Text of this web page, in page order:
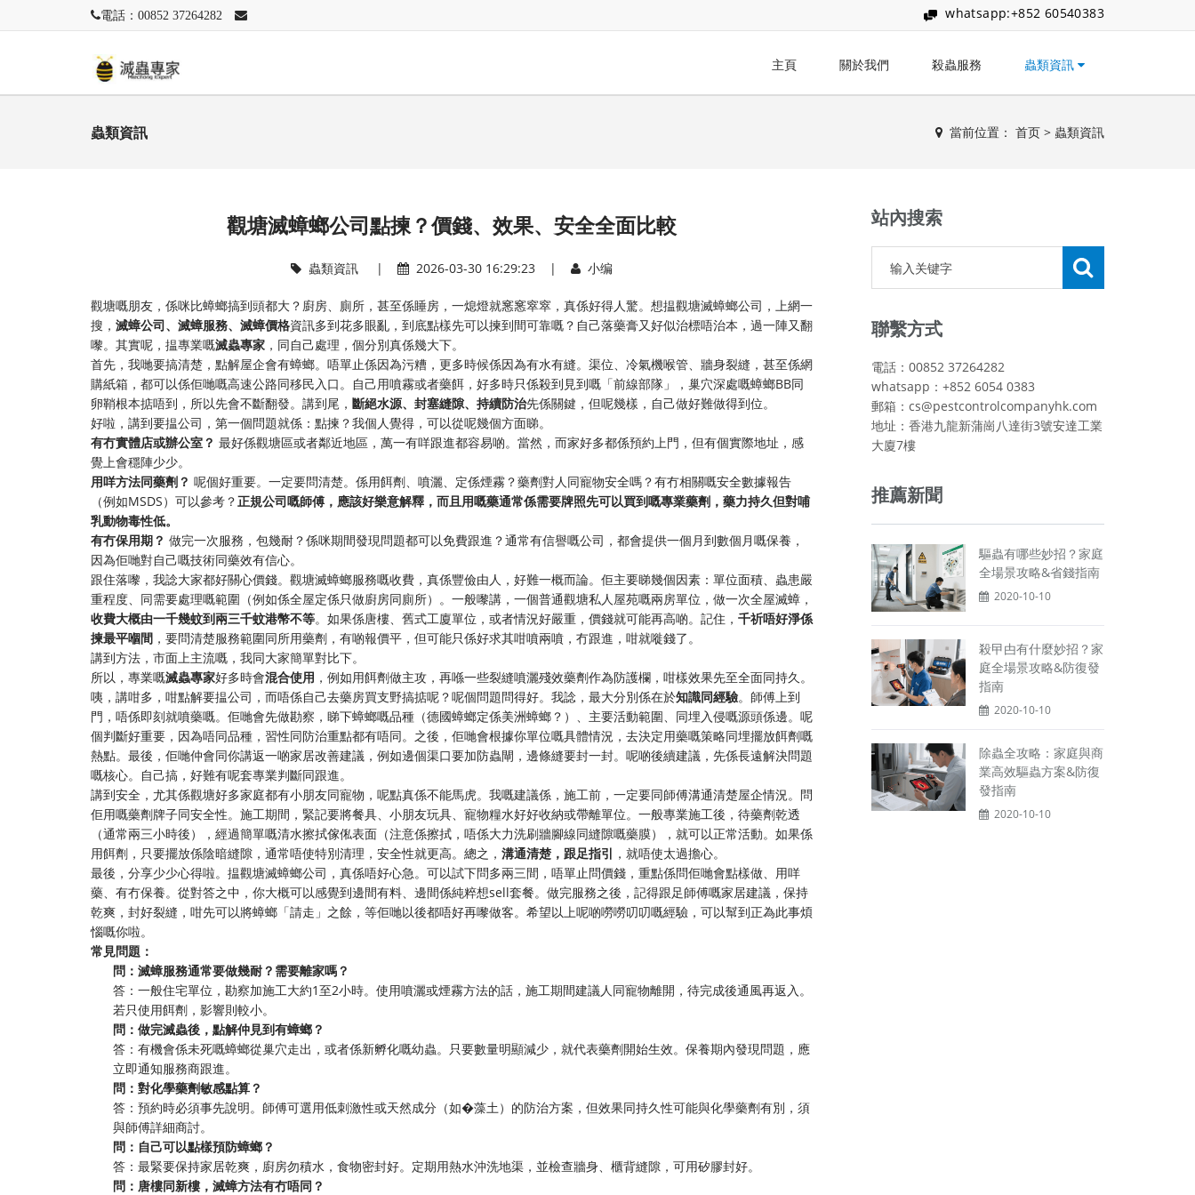
電話：00852 37264282 whatsapp:+852 60540383
主頁 關於我們 殺蟲服務 蟲類資訊
蟲類資訊 當前位置： 首页 > 蟲類資訊
觀塘滅蟑螂公司點揀？價錢、效果、安全全面比較
蟲類資訊 | 2026-03-30 16:29:23 | 小编
觀塘嘅朋友，係咪比蟑螂搞到頭都大？廚房、廁所，甚至係睡房，一熄燈就窸窸窣窣，真係好得人驚。想揾觀塘滅蟑螂公司，上網一
搜， 滅蟑公司、滅蟑服務、滅蟑價格資訊多到花多眼亂，到底點樣先可以揀到間可靠嘅？自己落藥膏又好似治標唔治本，過一陣又翻
嚟。其實呢，揾專業嘅滅蟲專家 ，同自己處理，個分別真係幾大下。
首先，我哋要搞清楚，點解屋企會有蟑螂。唔單止係因為污糟，更多時候係因為有水有縫。渠位、冷氣機喉管、牆身裂縫，甚至係網
購紙箱，都可以係佢哋嘅高速公路同移民入口。自己用噴霧或者藥餌，好多時只係殺到見到嘅「前線部隊」，巢穴深處嘅蟑螂BB同
卵鞘根本掂唔到，所以先會不斷翻發。講到尾， 斷絕水源、封塞縫隙、持續防治先係關鍵，但呢幾樣，自己做好難做得到位。
好啦，講到要揾公司，第一個問題就係：點揀？我個人覺得，可以從呢幾個方面睇。
有冇實體店或辦公室？ 最好係觀塘區或者鄰近地區，萬一有咩跟進都容易啲。當然，而家好多都係預約上門，但有個實際地址，感
覺上會穩陣少少。
用咩方法同藥劑？ 呢個好重要。一定要問清楚。係用餌劑、噴灑、定係煙霧？藥劑對人同寵物安全嗎？有冇相關嘅安全數據報告
（例如MSDS）可以參考？正規公司嘅師傅，應該好樂意解釋，而且用嘅藥通常係需要牌照先可以買到嘅專業藥劑，藥力持久但對哺
乳動物毒性低。
有冇保用期？ 做完一次服務，包幾耐？係咪期間發現問題都可以免費跟進？通常有信譽嘅公司，都會提供一個月到數個月嘅保養，
因為佢哋對自己嘅技術同藥效有信心。
跟住落嚟，我諗大家都好關心價錢。觀塘滅蟑螂服務嘅收費，真係豐儉由人，好難一概而論。佢主要睇幾個因素：單位面積、蟲患嚴
重程度、同需要處理嘅範圍（例如係全屋定係只做廚房同廁所）。一般嚟講，一個普通觀塘私人屋苑嘅兩房單位，做一次全屋滅蟑，
收費大概由一千幾蚊到兩三千蚊港幣不等。如果係唐樓、舊式工廈單位，或者情況好嚴重，價錢就可能再高啲。記住， 千祈唔好淨係
揀最平嗰間 ，要問清楚服務範圍同所用藥劑，有啲報價平，但可能只係好求其咁噴兩噴，冇跟進，咁就嘥錢了。
講到方法，市面上主流嘅，我同大家簡單對比下。
所以，專業嘅滅蟲專家好多時會混合使用 ，例如用餌劑做主攻，再喺一些裂縫噴灑殘效藥劑作為防護欄，咁樣效果先至全面同持久。
咦，講咁多，咁點解要揾公司，而唔係自己去藥房買支野搞掂呢？呢個問題問得好。我諗，最大分別係在於知識同經驗。師傅上到
門，唔係即刻就噴藥嘅。佢哋會先做勘察，睇下蟑螂嘅品種（德國蟑螂定係美洲蟑螂？）、主要活動範圍、同埋入侵嘅源頭係邊。呢
個判斷好重要，因為唔同品種，習性同防治重點都有唔同。之後，佢哋會根據你單位嘅具體情況，去決定用藥嘅策略同埋擺放餌劑嘅
熱點。最後，佢哋仲會同你講返一啲家居改善建議，例如邊個渠口要加防蟲閘，邊條縫要封一封。呢啲後續建議，先係長遠解決問題
嘅核心。自己搞，好難有呢套專業判斷同跟進。
講到安全，尤其係觀塘好多家庭都有小朋友同寵物，呢點真係不能馬虎。我嘅建議係，施工前，一定要同師傅溝通清楚屋企情況。問
佢用嘅藥劑牌子同安全性。施工期間，緊記要將餐具、小朋友玩具、寵物糧水好好收納或帶離單位。一般專業施工後，待藥劑乾透
（通常兩三小時後），經過簡單嘅清水擦拭傢俬表面（注意係擦拭，唔係大力洗刷牆腳線同縫隙嘅藥膜），就可以正常活動。如果係
用餌劑，只要擺放係陰暗縫隙，通常唔使特別清理，安全性就更高。總之， 溝通清楚，跟足指引 ，就唔使太過擔心。
最後，分享少少心得啦。揾觀塘滅蟑螂公司，真係唔好心急。可以試下問多兩三間，唔單止問價錢，重點係問佢哋會點樣做、用咩
藥、有冇保養。從對答之中，你大概可以感覺到邊間有料、邊間係純粹想sell套餐。做完服務之後，記得跟足師傅嘅家居建議，保持
乾爽，封好裂縫，咁先可以將蟑螂「請走」之餘，等佢哋以後都唔好再嚟做客。希望以上呢啲嘮嘮叨叨嘅經驗，可以幫到正為此事煩
惱嘅你啦。
常見問題：
問：滅蟑服務通常要做幾耐？需要離家嗎？
答：一般住宅單位，勘察加施工大約1至2小時。使用噴灑或煙霧方法的話，施工期間建議人同寵物離開，待完成後通風再返入。
若只使用餌劑，影響則較小。
問：做完滅蟲後，點解仲見到有蟑螂？
答：有機會係未死嘅蟑螂從巢穴走出，或者係新孵化嘅幼蟲。只要數量明顯減少，就代表藥劑開始生效。保養期內發現問題，應
立即通知服務商跟進。
問：對化學藥劑敏感點算？
答：預約時必須事先說明。師傅可選用低刺激性或天然成分（如�藻土）的防治方案，但效果同持久性可能與化學藥劑有別，須
與師傅詳細商討。
問：自己可以點樣預防蟑螂？
答：最緊要保持家居乾爽，廚房勿積水，食物密封好。定期用熱水沖洗地渠，並檢查牆身、櫃背縫隙，可用矽膠封好。
問：唐樓同新樓，滅蟑方法有冇唔同？
站內搜索
聯繫方式
電話：00852 37264282
whatsapp：+852 6054 0383
郵箱：cs@pestcontrolcompanyhk.com
地址：香港九龍新蒲崗八達街3號安達工業
大廈7樓
推薦新聞
驅蟲有哪些妙招？家庭
全場景攻略&省錢指南
2020-10-10
殺曱甴有什麼妙招？家
庭全場景攻略&防復發
指南
2020-10-10
除蟲全攻略：家庭與商
業高效驅蟲方案&防復
發指南
2020-10-10